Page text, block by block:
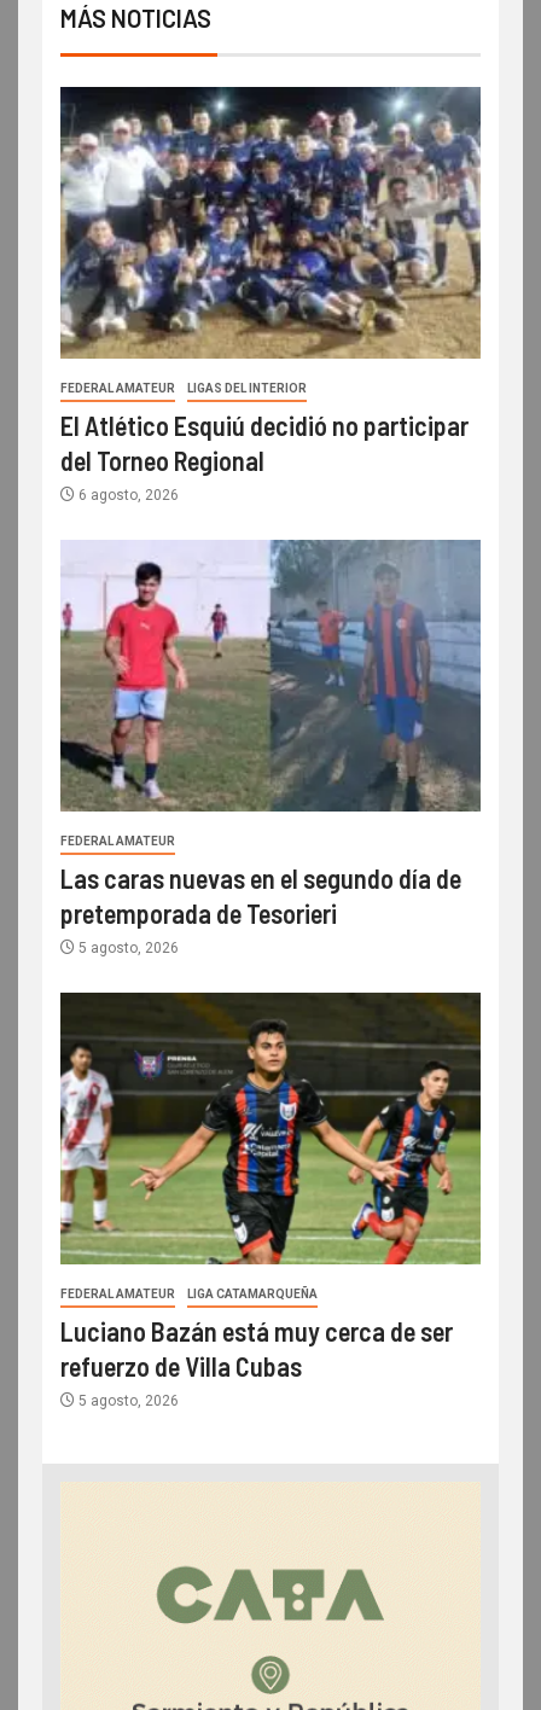
MÁS NOTICIAS
FEDERAL AMATEUR LIGAS DEL INTERIOR
El Atlético Esquiú decidió no participar
del Torneo Regional
6 agosto, 2026
FEDERAL AMATEUR
Las caras nuevas en el segundo día de
pretemporada de Tesorieri
5 agosto, 2026
FEDERAL AMATEUR LIGA CATAMARQUEÑA
Luciano Bazán está muy cerca de ser
refuerzo de Villa Cubas
5 agosto, 2026